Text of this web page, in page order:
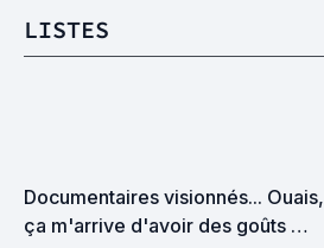
LISTES
Documentaires visionnés... Ouais,
ça m'arrive d'avoir des goûts